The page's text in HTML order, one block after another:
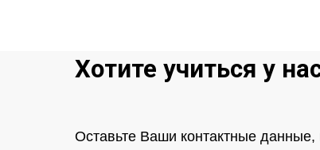
Хотите учиться у
Оставьте Ваши контактные